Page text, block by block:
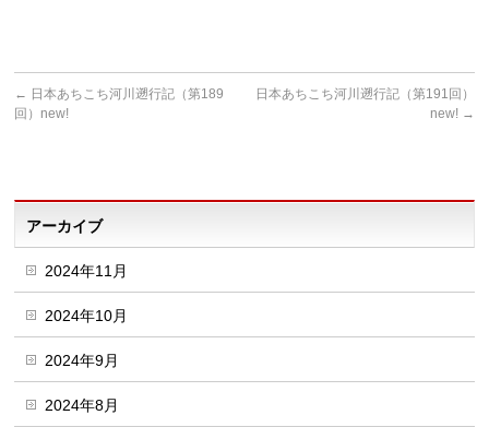
← 日本あちこち河川遡行記（第189
回）new!
日本あちこち河川遡行記（第191回）
new! →
アーカイブ
2024年11月
2024年10月
2024年9月
2024年8月